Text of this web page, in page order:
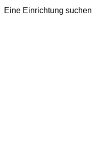
Eine Einrichtung suchen